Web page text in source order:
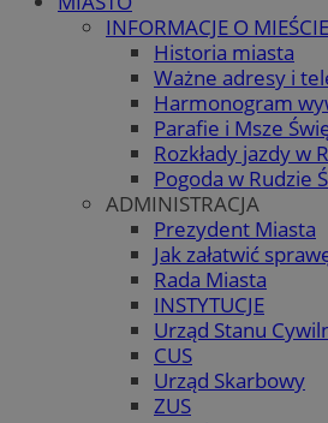
INFORMACJE O MIEŚCIE
Historia miasta
Ważne adresy i
Harmonogram
Parafie i Msze
Rozkłady jazdy w
Pogoda w Rudzie
ADMINISTRACJA
Prezydent Miasta
Jak załatwić
Rada Miasta
INSTYTUCJE
Urząd Stanu
CUS
Urząd Skarbowy
ZUS